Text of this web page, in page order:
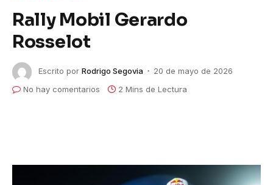
Rally Mobil Gerardo
Rosselot
Escrito por Rodrigo Segovia
20 de mayo de 2026
No hay comentarios
2 Mins de Lectura